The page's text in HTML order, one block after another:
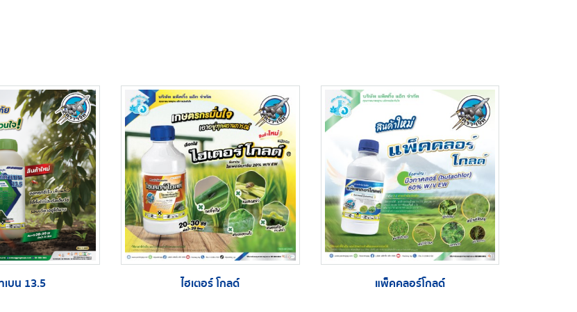
เบน 13.5 ไฮเตอร์ โกลด์ แพ็คคลอร์โกลด์